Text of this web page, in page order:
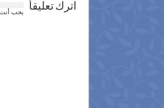
اترك تعليقاً يجب